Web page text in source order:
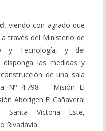
viendo con agrado que
través del Ministerio de
y Tecnología, y del
disponga las medidas y
de una sala
Nº 4.798 – “Misión El
Aborigen El Cañaveral
Santa Victoria Este,
Rivadavia.